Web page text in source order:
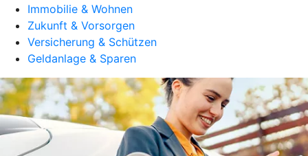
Immobilie & Wohnen
Zukunft & Vorsorgen
Versicherung & Schützen
Geldanlage & Sparen